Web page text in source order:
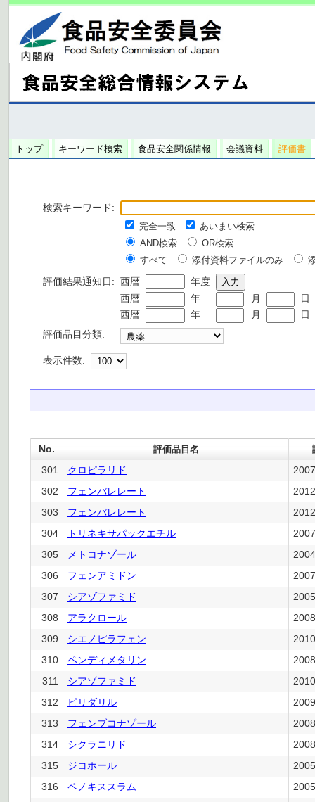
トップ キーワード検索 食品安全関係情報 会議資料 評価書
検索キーワード:
完全一致
あいまい検索
AND検索
OR検索
すべて
添付資料ファイルのみ
評価結果通知日: 西暦
年度
西暦
年 月
日
西暦
年 月
日
評価品目分類:
表示件数:
No. 評価品目名
301
クロピラリド
302
フェンバレレート
303
フェンバレレート
304
トリネキサパックエチル
305
メトコナゾール
306
フェンアミドン
307
シアゾファミド
308
アラクロール
309
シエノピラフェン
310
ペンディメタリン
311
シアゾファミド
312
ピリダリル
313
フェンブコナゾール
314
シクラニリド
315
ジコホール
316
ペノキススラム